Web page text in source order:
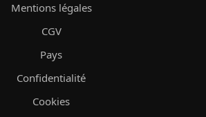
Mentions légales
CGV
Pays
Confidentialité
Cookies